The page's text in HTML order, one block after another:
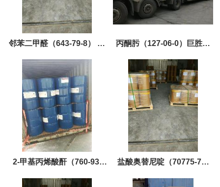
邻苯二甲醛（643-79-8） 巨
胜黄金产品，现货优势供应
丙酮肟（127-06-0）巨胜主
打产品，现货，优势供应
2-甲基丙烯酸酐（760-93-
0）巨胜黄金产品，现货，优
盐酸奥替尼啶（70775-75-
6）黄金产品现货，优势供应